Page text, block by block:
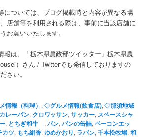
については、ブログ掲載時と内容が異なる場
店舗等を利用される際は、事前に当該店舗に
お願いいたします。
報は、「栃木県農政部ツイッター」栃木県農
）さん / Twitterでも発信しておりますの
さい。
情報（料理） ,◇グルメ情報(飲食店),◇那須地域
カレーパン, クロワッサン,サッカー, スペースシャ
, とちぎ和牛 ,パン,パンの缶詰,ベーコンエッ
カツ, もち絹香,ゆめかおり, ラパン,千本松牧場,和